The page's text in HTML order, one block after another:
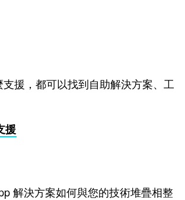
援，都可以找到自助解決方案、工
援
解決方案如何與您的技術堆疊相整